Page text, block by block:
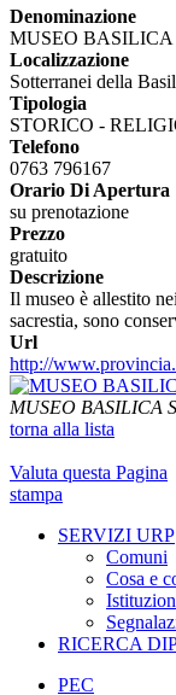
Denominazione
MUSEO
Localizzazione
Sotterranei della
Tipologia
STORICO -
Telefono
0763 796167
Orario Di Apertura
su prenotazione
Prezzo
gratuito
Descrizione
Il museo è allestito
sacrestia, sono
Url
http://
MUSEO BASILICA
torna alla lista
Valuta questa Pagina
stampa
SERVIZI URP
Comuni
Cosa e
RICERCA
PEC